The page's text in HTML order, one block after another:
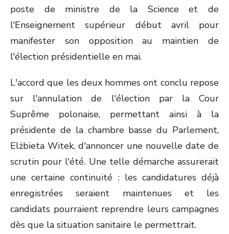
poste de ministre de la Science et de
l'Enseignement supérieur début avril pour
manifester son opposition au maintien de
l'élection présidentielle en mai.
L'accord que les deux hommes ont conclu repose
sur l'annulation de l'élection par la Cour
Suprême polonaise, permettant ainsi à la
présidente de la chambre basse du Parlement,
Elżbieta Witek, d'annoncer une nouvelle date de
scrutin pour l'été. Une telle démarche assurerait
une certaine continuité : les candidatures déjà
enregistrées seraient maintenues et les
candidats pourraient reprendre leurs campagnes
dès que la situation sanitaire le permettrait.